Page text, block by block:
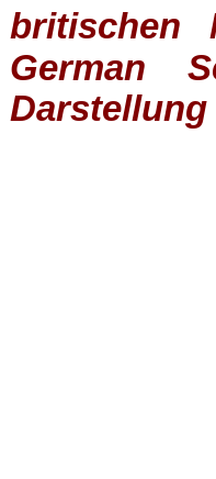
britischen
German